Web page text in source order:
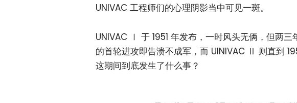
UNIVAC 工程师们的心理阴影当中可见一斑。
UNIVAC Ⅰ 于 1951 年发布，一时风头无俩，但两
的首轮进攻即告溃不成军，而 UINIVAC Ⅱ 则直到
这期间到底发生了什么事？